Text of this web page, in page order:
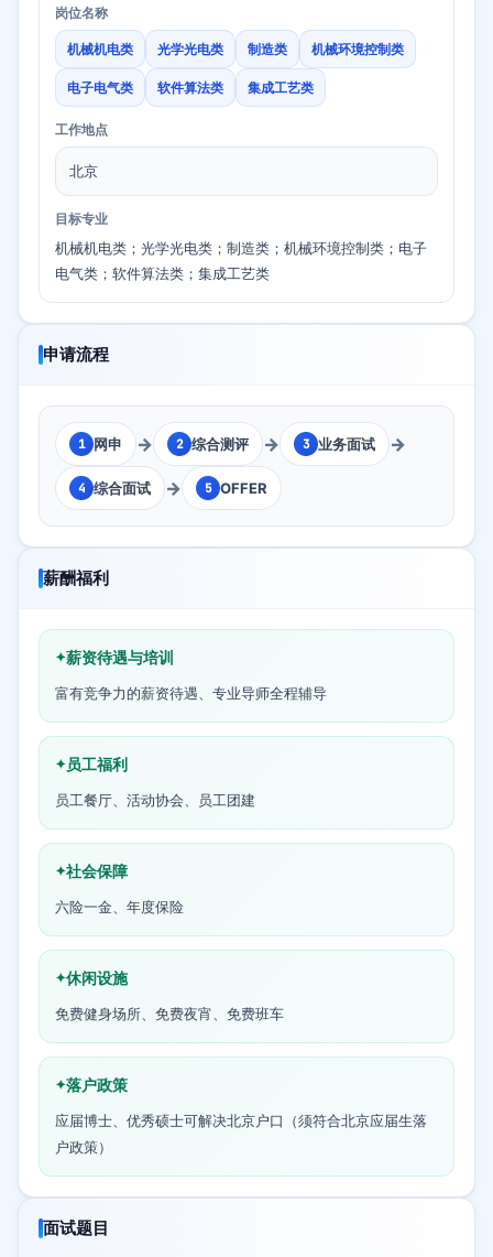
岗位名称
机械机电类 光学光电类 制造类 机械环境控制类
电子电气类 软件算法类 集成工艺类
工作地点
北京
目标专业
机械机电类；光学光电类；制造类；机械环境控制类；电子
电气类；软件算法类；集成工艺类
申请流程
1 网申 → 2 综合测评 → 3 业务面试 →
4 综合面试 → 5 OFFER
薪酬福利
薪资待遇与培训
富有竞争力的薪资待遇、专业导师全程辅导
员工福利
员工餐厅、活动协会、员工团建
社会保障
六险一金、年度保险
休闲设施
免费健身场所、免费夜宵、免费班车
落户政策
应届博士、优秀硕士可解决北京户口（须符合北京应届生落
户政策）
面试题目